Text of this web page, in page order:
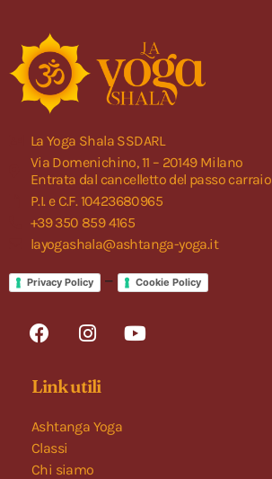
La Yoga Shala SSDARL
Via Domenichino, 11 – 20149 Milano
Entrata dal cancelletto del passo carraio
P.I. e C.F. 10423680965
+39 350 859 4165
layogashala@ashtanga-yoga.it
Privacy Policy – Cookie Policy
Link utili
Ashtanga Yoga
Classi
Chi siamo